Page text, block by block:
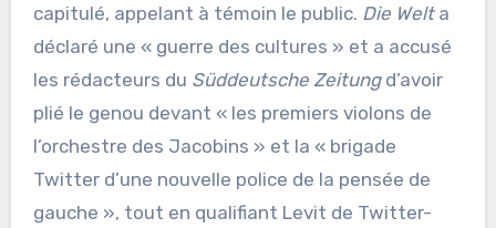
capitulé, appelant à témoin le public. Die Welta
déclaré une « guerre des cultures » et a accusé
les rédacteurs du Süddeutsche Zeitungd’avoir
plié le genou devant « les premiers violons de
l’orchestre des Jacobins » et la « brigade
Twitter d’une nouvelle police de la pensée de
gauche », tout en qualifiant Levit de Twitter-